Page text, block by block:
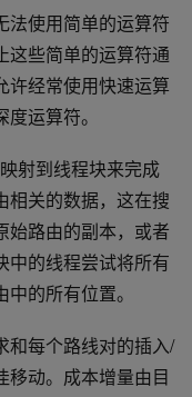
法使用简单的运算符
这些简单的运算符通
许经常使用快速运算
运算符。
射到线程块来完成
相关的数据，这在搜
始路由的副本，或者
中的线程尝试将所有
的所有位置。
和每个路线对的插入/
移动。成本增量由目